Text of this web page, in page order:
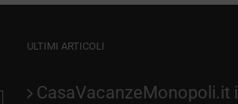
ULTIMI ARTICOLI
CasaVacanzeMonopoli.it il